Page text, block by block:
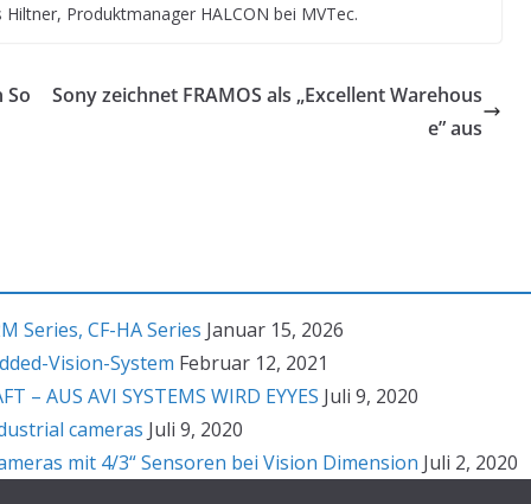
Produktmanager HALCON bei MVTec.
So
Sony zeichnet FRAMOS als „Excellent Warehous
e” aus
Series, CF-HA Series Januar 15, 2026
Vision-System Februar 12, 2021
– AUS AVI SYSTEMS WIRD EYYES Juli 9, 2020
cameras Juli 9, 2020
mit 4/3“ Sensoren bei Vision Dimension Juli 2, 2020